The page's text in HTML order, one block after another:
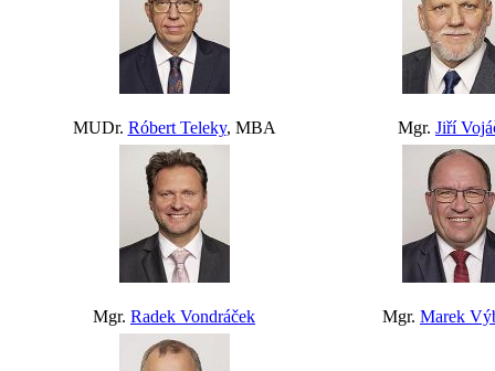
MUDr. Róbert Teleky, MBA Mgr. Jiří
Mgr. Radek Vondráček Mgr. Marek